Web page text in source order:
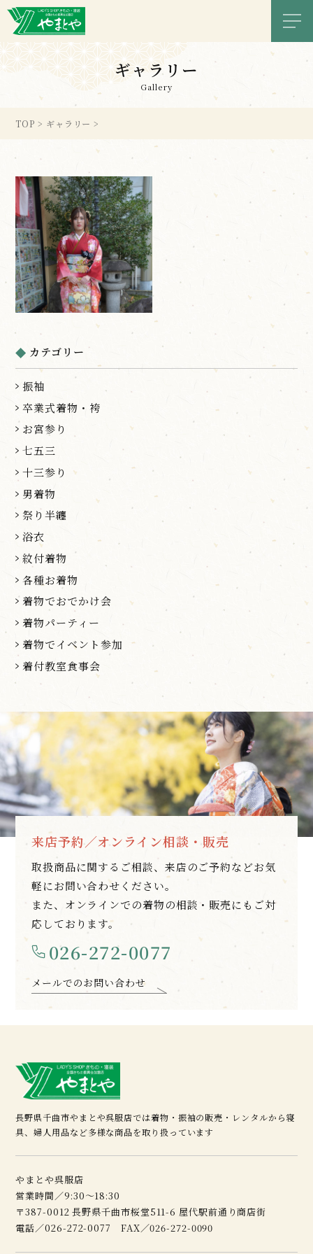
メ
ギャラリー
Gallery
TOP > ギャラリー >
カテゴリー
振袖
卒業式着物・袴
お宮参り
七五三
十三参り
男着物
祭り半纏
浴衣
紋付着物
各種お着物
着物でおでかけ会
着物パーティー
着物でイベント参加
着付教室食事会
来店予約／オンライン相談・販売
取扱商品に関するご相談、来店のご予約などお気
軽にお問い合わせください。
また、オンラインでの着物の相談・販売にもご対
応しております。
026-272-0077
メールでのお問い合わせ
長野県千曲市やまとや呉服店では着物・振袖の販売・レンタルから寝
具、婦人用品など多様な商品を取り扱っています
やまとや呉服店
営業時間／9:30～18:30
〒387-0012 長野県千曲市桜堂511-6 屋代駅前通り商店街
電話／026-272-0077 FAX／026-272-0090